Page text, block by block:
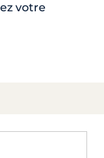
votre